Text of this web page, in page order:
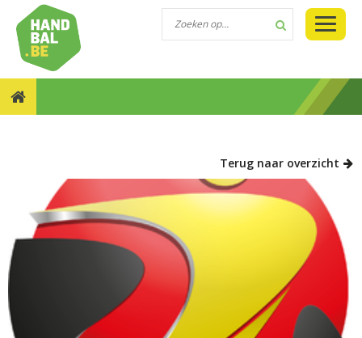
Terug naar overzicht